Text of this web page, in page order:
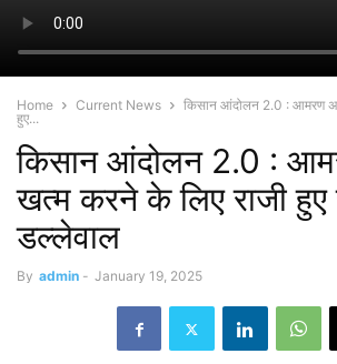
Home Current News
किसान आंदोलन 2.0 : आमरण
हुए...
किसान आंदोलन 2.0 :
खत्म करने के लिए राजी
डल्लेवाल
By admin - January 19, 2025